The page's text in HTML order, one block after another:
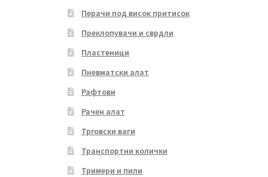
Перачи под висок притисок
Преклопувачи и сврдли
Пластеници
Пневматски алат
Рафтови
Рачен алат
Трговски ваги
Транспортни колички
Тримери и пили